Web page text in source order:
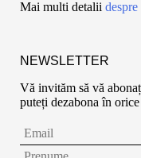
Mai multi detalii despre
NEWSLETTER
Vă invităm să vă
puteți dezabona în